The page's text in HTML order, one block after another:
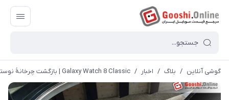
گوشی آنلاین / بلاگ / اخبار / Galaxy Watch 8 Classic | بازگشت چرخانۀ نوستالژیک با مغز هوش مصنوعی!